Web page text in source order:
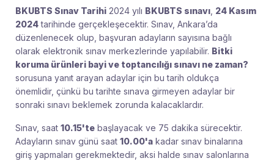
BKUBTS Sınav Tarihi 2024 yılı BKUBTS sınavı 24 Kasım
2024tarihinde gerçekleşecektir. Sınav, Ankara’da
düzenlenecek olup, başvuran adayların sayısına bağlı
olarak elektronik sınav merkezlerinde yapılabilir. Bitki
koruma ürünleri bayi ve toptancılığı sınavı ne zaman?
sorusuna yanıt arayan adaylar için bu tarih oldukça
önemlidir, çünkü bu tarihte sınava girmeyen adaylar bir
sonraki sınavı beklemek zorunda kalacaklardır.
Sınav, saat 10.15'te başlayacak ve 75 dakika sürecektir.
Adayların sınav günü saat 10.00'a kadar sınav binalarına
giriş yapmaları gerekmektedir, aksi halde sınav salonlarına